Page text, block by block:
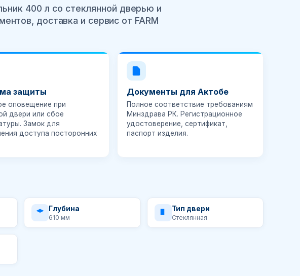
400 л со стеклянной дверью и
доставка и сервис от FARM
защиты
оповещение при
двери или сбое
Замок для
доступа посторонних
Документы для Актобе
Полное соответствие требованиям
Минздрава РК. Регистрационное
удостоверение , сертификат,
паспорт изделия.
Глубина
610 мм
Тип двери
Стеклянная